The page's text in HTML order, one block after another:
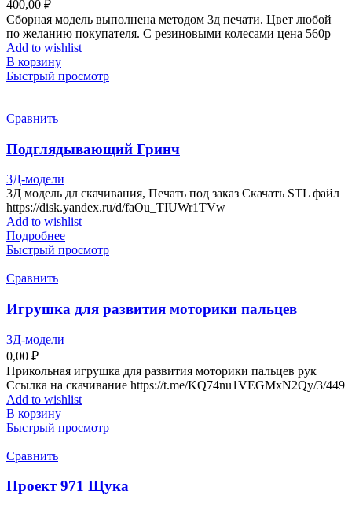
400,00 ₽
Сборная модель выполнена методом 3д печати. Цвет любой
по желанию покупателя. С резиновыми колесами цена 560р
Add to wishlist
В корзину
Быстрый просмотр
Сравнить
Подглядывающий Гринч
3Д-модели
3Д модель дл скачивания, Печать под заказ Скачать STL файл
https://disk.yandex.ru/d/faOu_TIUWr1TVw
Add to wishlist
Подробнее
Быстрый просмотр
Сравнить
Игрушка для развития моторики пальцев
3Д-модели
0,00 ₽
Прикольная игрушка для развития моторики пальцев рук
Ссылка на скачивание https://t.me/KQ74nu1VEGMxN2Qy/3/449
Add to wishlist
В корзину
Быстрый просмотр
Сравнить
Проект 971 Щука